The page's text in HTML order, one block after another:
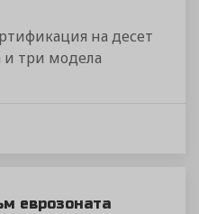
на десет
и три модела
еврозоната